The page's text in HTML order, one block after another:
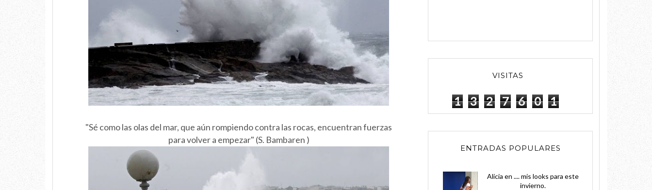
"Sé como las olas del mar, que aún rompiendo contra las rocas, encuentran fuerzas
para volver a empezar" (S. Bambaren )
VISITAS
1 3 2 7 6 0 1
ENTRADAS POPULARES
Alicia en .... mis looks para este
invierno.